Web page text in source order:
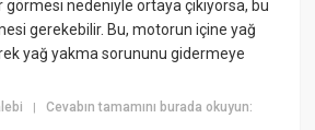
görmesi nedeniyle ortaya çıkıyorsa, bu
gerekebilir. Bu, motorun içine yağ
yağ yakma sorununu gidermeye
|Cevabın tamamını burada okuyun: